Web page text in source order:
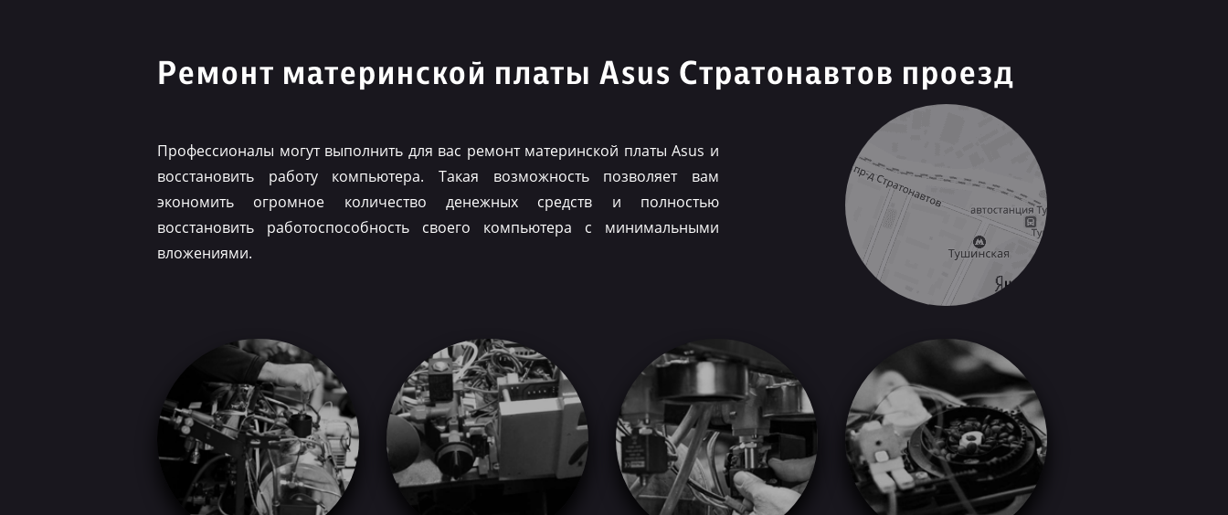
Ремонт материнской платы Asus Стратонавтов проезд
Профессионалы могут выполнить для вас ремонт материнской платы Asus и
восстановить работу компьютера. Такая возможность позволяет вам
экономить огромное количество денежных средств и полностью
восстановить работоспособность своего компьютера с минимальными
вложениями.